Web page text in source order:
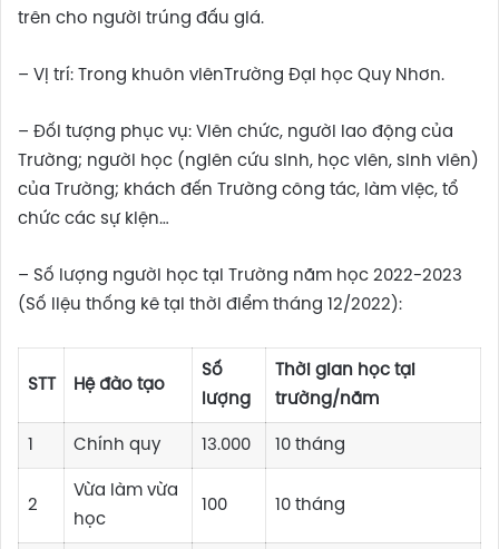
trên cho người trúng đấu giá.
– Vị trí: Trong khuôn viênTrường Đại học Quy Nhơn.
– Đối tượng phục vụ: Viên chức, người lao động của
Trường; người học (ngiên cứu sinh, học viên, sinh viên)
của Trường; khách đến Trường công tác, làm việc, tổ
chức các sự kiện…
– Số lượng người học tại Trường năm học 2022-2023
(Số liệu thống kê tại thời điểm tháng 12/2022):
STT Hệ đào tạo
Số
lượng
Thời gian học tại
trường/năm
1 Chính quy 13.000 10 tháng
2
Vừa làm vừa
học
100 10 tháng